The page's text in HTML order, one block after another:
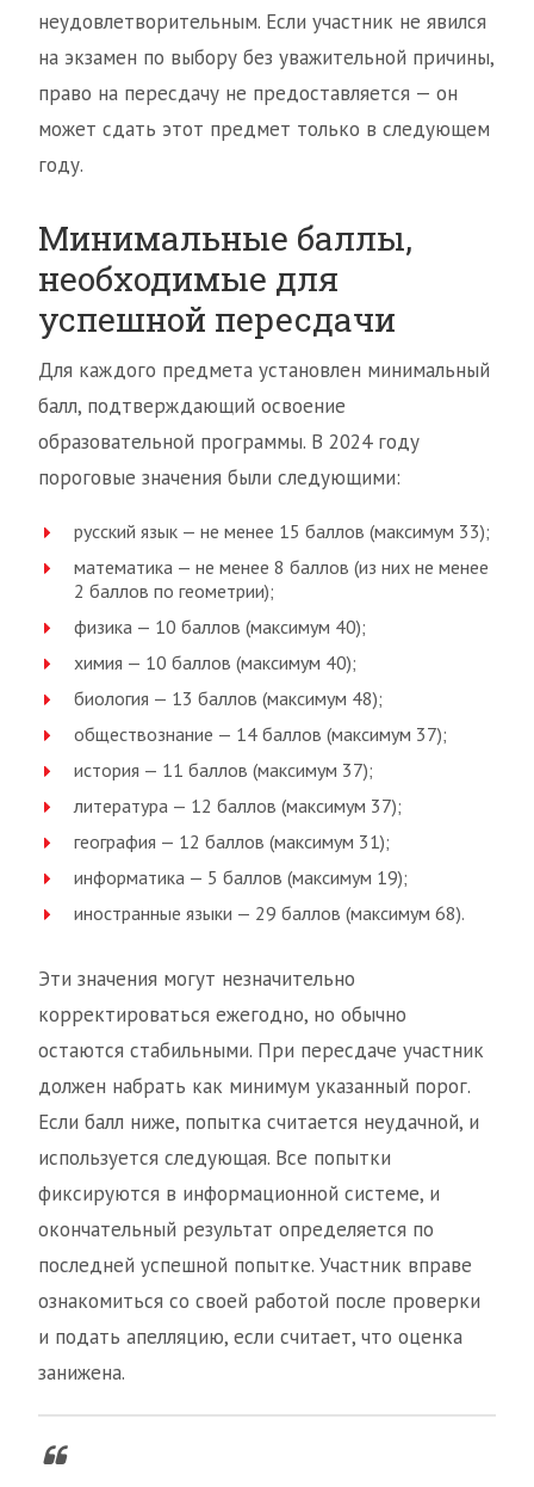
неудовлетворительным. Если участник не явился
на экзамен по выбору без уважительной причины,
право на пересдачу не предоставляется — он
может сдать этот предмет только в следующем
году.
Минимальные баллы,
необходимые для
успешной пересдачи
Для каждого предмета установлен минимальный
балл, подтверждающий освоение
образовательной программы. В 2024 году
пороговые значения были следующими:
русский язык — не менее 15 баллов (максимум 33);
математика — не менее 8 баллов (из них не менее
2 баллов по геометрии);
физика — 10 баллов (максимум 40);
химия — 10 баллов (максимум 40);
биология — 13 баллов (максимум 48);
обществознание — 14 баллов (максимум 37);
история — 11 баллов (максимум 37);
литература — 12 баллов (максимум 37);
география — 12 баллов (максимум 31);
информатика — 5 баллов (максимум 19);
иностранные языки — 29 баллов (максимум 68).
Эти значения могут незначительно
корректироваться ежегодно, но обычно
остаются стабильными. При пересдаче участник
должен набрать как минимум указанный порог.
Если балл ниже, попытка считается неудачной, и
используется следующая. Все попытки
фиксируются в информационной системе, и
окончательный результат определяется по
последней успешной попытке. Участник вправе
ознакомиться со своей работой после проверки
и подать апелляцию, если считает, что оценка
занижена.